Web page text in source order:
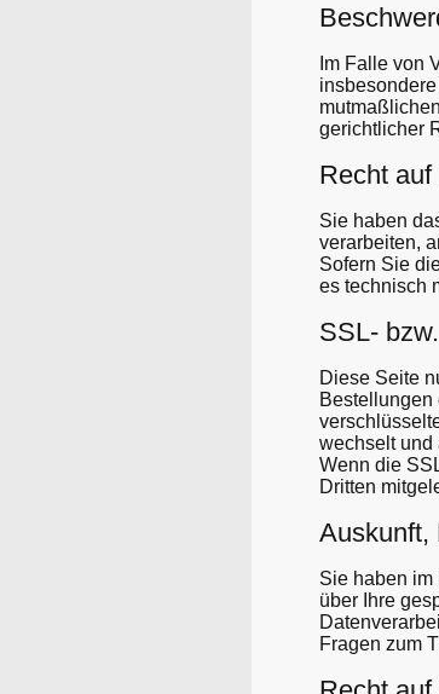
Im Falle von
gerichtlicher
Recht
Sie haben
verarbeiten,
Sofern Sie
es technisch
SSL-
Diese Seite
Bestellungen
wechselt und
Wenn die
Dritten
Auskunft,
Sie haben im
über Ihre
Fragen zum